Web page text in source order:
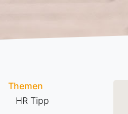
Themen
HR Tipp